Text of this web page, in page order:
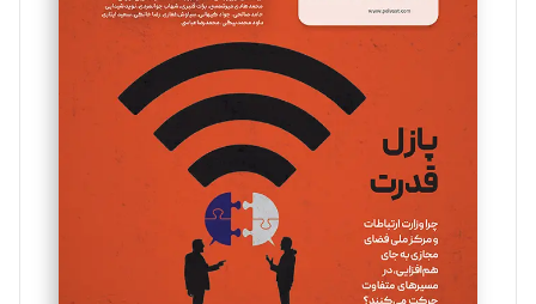
مینا پاکدل
یسنا امان‌پور
تحریریه
ملینا جعفری
تحریریه